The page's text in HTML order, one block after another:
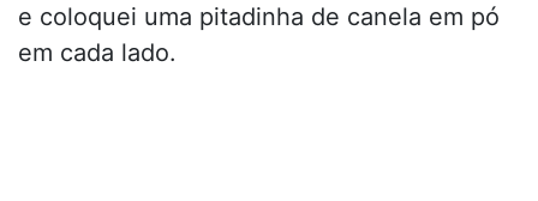
e coloquei uma pitadinha de canela em pó
em cada lado.